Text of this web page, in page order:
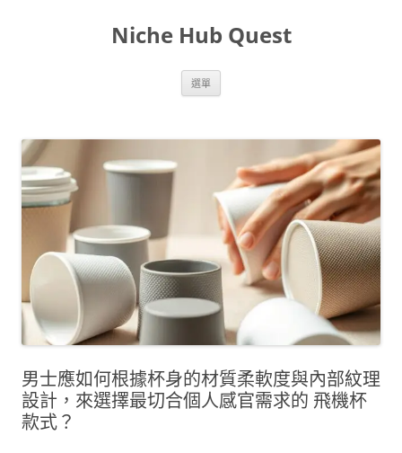
Niche Hub Quest
選單
男士應如何根據杯身的材質柔軟度與內部紋理
設計，來選擇最切合個人感官需求的 飛機杯
款式？